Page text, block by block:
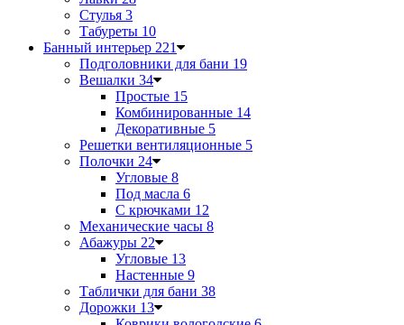
Стулья 3
Табуреты 10
Банный интерьер 221
Подголовники для бани 19
Вешалки 34
Простые 15
Комбинированные 14
Декоративные 5
Решетки вентиляционные 5
Полочки 24
Угловые 8
Под масла 6
С крючками 12
Механические часы 8
Абажуры 22
Угловые 13
Настенные 9
Таблички для бани 38
Дорожки 13